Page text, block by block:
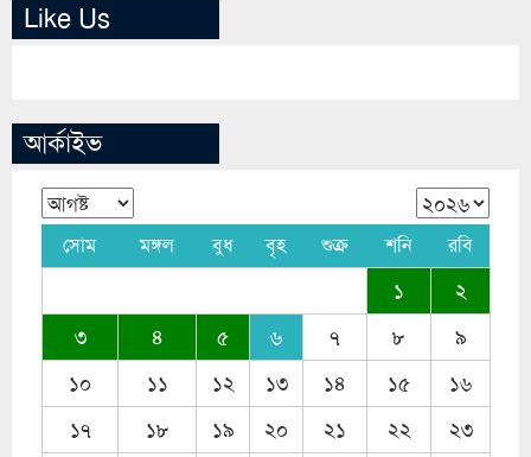
Like Us
আর্কাইভ
সোম মঙ্গল বুধ বৃহ শুক্র শনি রবি
১
২
৩
৪ ৫ ৬ ৭ ৮
৯
১০
১১ ১২ ১৩ ১৪ ১৫
১৬
১৭
১৮ ১৯ ২০ ২১ ২২
২৩